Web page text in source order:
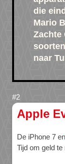
die
Mario
Zachte
soorten
naar
Apple
De iPhone 7 en
Tijd om geld te